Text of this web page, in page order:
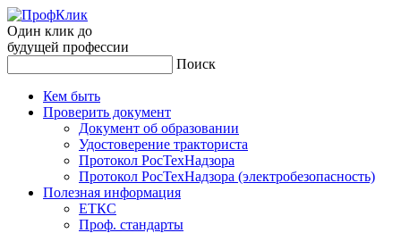
Один клик до
будущей профессии
Поиск
Кем быть
Проверить документ
Документ об образовании
Удостоверение тракториста
Протокол РосТехНадзора
Протокол РосТехНадзора (электробезопасность)
Полезная информация
ЕТКС
Проф. стандарты